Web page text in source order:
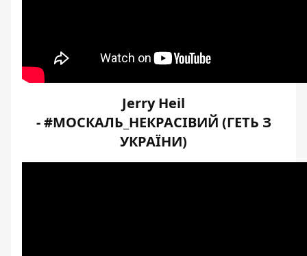
Jerry Heil
-#МОСКАЛЬ_НЕКРАСІВИЙ (ГЕТЬ З
УКРАЇНИ)